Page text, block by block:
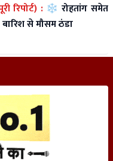
रिपोर्ट) : ❄️ रोहतांग समेत
से मौसम ठंडा